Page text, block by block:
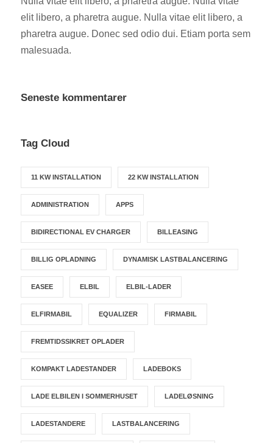
elit libero, a pharetra augue. Nulla vitae elit libero, a
pharetra augue. Donec sed odio dui. Etiam porta sem
malesuada.
Seneste kommentarer
Tag Cloud
11 KW INSTALLATION 22 KW INSTALLATION
ADMINISTRATION APPS
BIDIRECTIONAL EV CHARGER BILLEASING
BILLIG OPLADNING DYNAMISK LASTBALANCERING
EASEE ELBIL ELBIL-LADER
ELFIRMABIL EQUALIZER FIRMABIL
FREMTIDSSIKRET OPLADER
KOMPAKT LADESTANDER LADEBOKS
LADE ELBILEN I SOMMERHUSET LADELØSNING
LADESTANDERE LASTBALANCERING